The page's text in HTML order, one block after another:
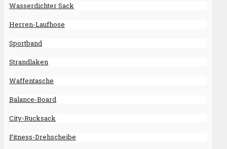
Wasserdichter Sack
Herren-Laufhose
Sportband
Strandlaken
Waffentasche
Balance-Board
City-Rucksack
Fitness-Drehscheibe